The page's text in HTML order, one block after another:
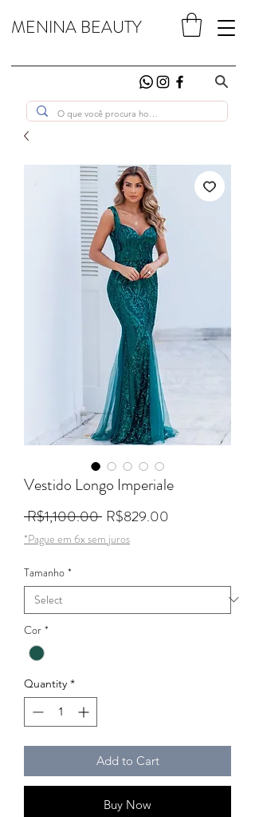
MENINA BEAUTY
Vestido Longo Imperiale
R$1,100.00 Regular Price
R$829.00
*Pague em 6x sem juros
Tamanho *
Cor *
Quantity *
Add to Cart
Buy Now